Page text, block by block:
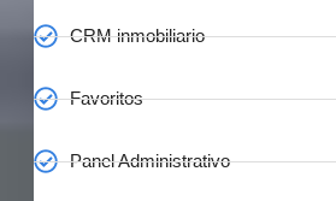
CRM inmobiliario
Favoritos
Panel Administrativo